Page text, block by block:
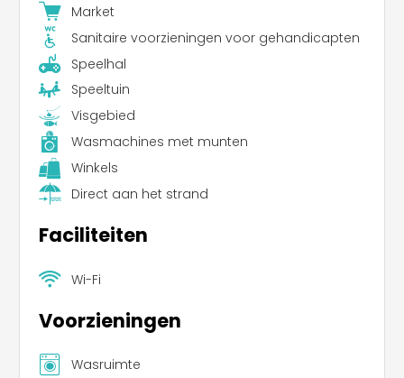
Market
Sanitaire voorzieningen voor gehandicapten
Speelhal
Speeltuin
Visgebied
Wasmachines met munten
Winkels
Direct aan het strand
Faciliteiten
Wi-Fi
Voorzieningen
Wasruimte